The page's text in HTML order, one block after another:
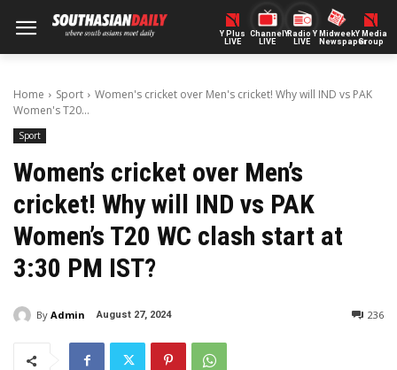
Y Plus
LIVE
ChannelY
LIVE
Radio Y
LIVE
Midweek
Newspaper
Y Media
Group
Home Sport
Women's cricket over Men's cricket! Why will IND vs PAK
Women's T20...
Sport
Women’s cricket over Men’s
cricket! Why will IND vs PAK
Women’s T20 WC clash start at
3:30 PM IST?
By Admin August 27, 2024 236